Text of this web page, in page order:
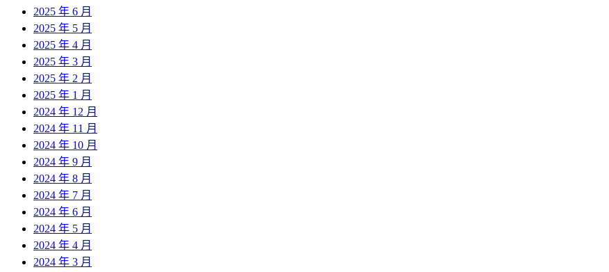
2025 年 6 月
2025 年 5 月
2025 年 4 月
2025 年 3 月
2025 年 2 月
2025 年 1 月
2024 年 12 月
2024 年 11 月
2024 年 10 月
2024 年 9 月
2024 年 8 月
2024 年 7 月
2024 年 6 月
2024 年 5 月
2024 年 4 月
2024 年 3 月